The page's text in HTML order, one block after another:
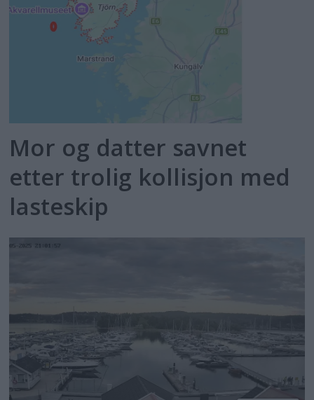
Mor og datter savnet
etter trolig kollisjon med
lasteskip